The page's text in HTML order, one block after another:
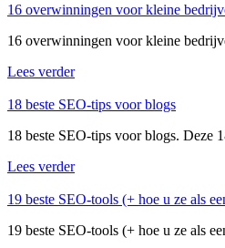
16 overwinningen voor kleine
16 overwinningen voor kleine
Lees verder
18 beste SEO-tips voor blogs
18 beste SEO-tips voor blogs. Deze
Lees verder
19 beste SEO-tools (+ hoe u ze als
19 beste SEO-tools (+ hoe u ze als